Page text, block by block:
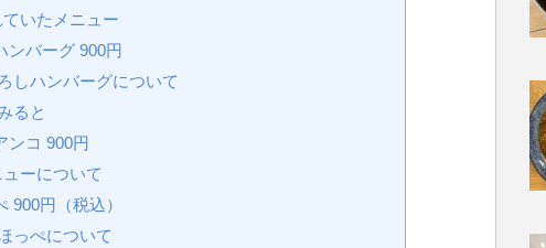
いたメニュー
ンバーグ 900円
しハンバーグについて
ると
コ 900円
ーについて
900円（税込）
っぺについて